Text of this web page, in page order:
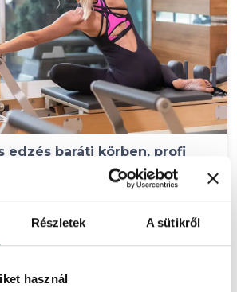
Részletek A sütikről
használ
edzés baráti körben, profi
- 196 260 Ft